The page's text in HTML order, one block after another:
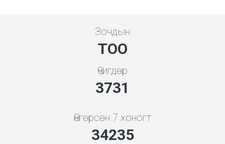
Зочдын
ТОО
Өчигдөр
3998
Өнгөрсөн 7 хоногт
36680